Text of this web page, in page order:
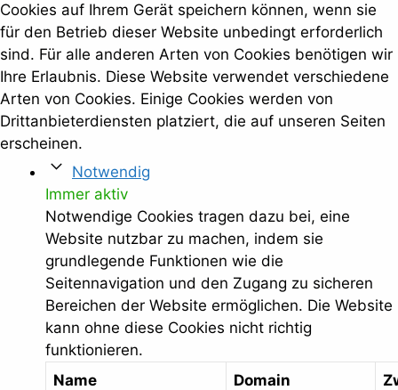
Cookies auf Ihrem Gerät speichern können, wenn sie
für den Betrieb dieser Website unbedingt erforderlich
sind. Für alle anderen Arten von Cookies benötigen wir
Ihre Erlaubnis. Diese Website verwendet verschiedene
Arten von Cookies. Einige Cookies werden von
Drittanbieterdiensten platziert, die auf unseren Seiten
erscheinen.
Notwendig
Immer aktiv
Notwendige Cookies tragen dazu bei, eine
Website nutzbar zu machen, indem sie
grundlegende Funktionen wie die
Seitennavigation und den Zugang zu sicheren
Bereichen der Website ermöglichen. Die Website
kann ohne diese Cookies nicht richtig
funktionieren.
Name
Domain